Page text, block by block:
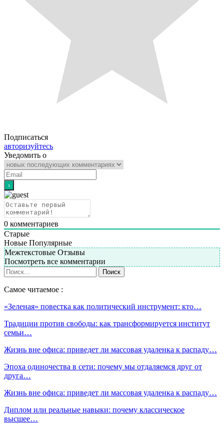
Подписаться
авторизуйтесь
Уведомить о
0 комментариев
Старые
Новые Популярные
Межтекстовые Отзывы
Посмотреть все комментарии
Самое читаемое :
«Зеленая» повестка как политический инструмент: кто…
Традиции против свободы: как трансформируется институт
семьи…
Жизнь вне офиса: приведет ли массовая удаленка к распаду…
Эпоха одиночества в сети: почему мы отдаляемся друг от
друга…
Жизнь вне офиса: приведет ли массовая удаленка к распаду…
Диплом или реальные навыки: почему классическое
высшее…